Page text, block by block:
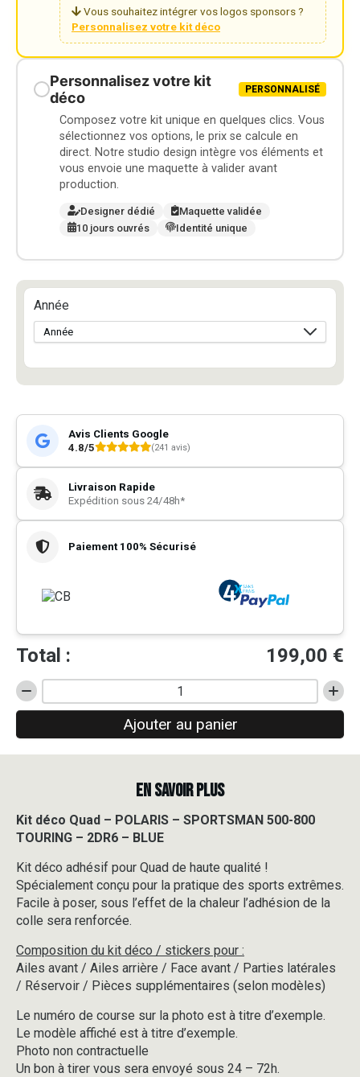
Vous souhaitez intégrer vos logos sponsors ?
Personnalisez votre kit déco
Personnalisez votre kit
déco
PERSONNALISÉ
Composez votre kit unique en quelques clics. Vous
sélectionnez vos options, le prix se calcule en
direct. Notre studio design intègre vos éléments et
vous envoie une maquette à valider avant
production.
Designer dédié
Maquette validée
10 jours ouvrés
Identité unique
Année
Avis Clients Google
4.8/5
(241 avis)
Livraison Rapide
Expédition sous 24/48h*
Paiement 100% Sécurisé
Total : 199,00 €
quantité
de
déco
Quad
SPORTSMAN
500-
TOURING
-
2DR6
-
BLUE
Ajouter au panier
EN SAVOIR PLUS
Kit déco Quad – POLARIS – SPORTSMAN 500-800
TOURING – 2DR6 – BLUE
Kit déco adhésif pour Quad de haute qualité !
Spécialement conçu pour la pratique des sports extrêmes.
Facile à poser, sous l’effet de la chaleur l’adhésion de la
colle sera renforcée.
Composition du kit déco / stickers pour :
Ailes avant / Ailes arrière / Face avant / Parties latérales
/ Réservoir / Pièces supplémentaires (selon modèles)
Le numéro de course sur la photo est à titre d’exemple.
Le modèle affiché est à titre d’exemple.
Photo non contractuelle
Un bon à tirer vous sera envoyé sous 24 – 72h.